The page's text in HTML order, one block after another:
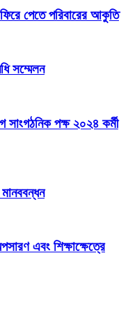
পেতে পরিবারের আকুতি
সম্মেলন
সাংগঠনিক পক্ষ ২০২৪ কর্মী
মানববন্ধন
এবং শিক্ষাক্ষেত্রে